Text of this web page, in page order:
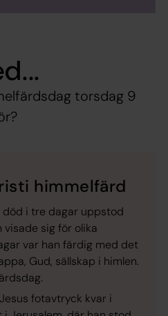
torsdag 9
himmelfärd
död i tre dagar uppstod
visade sig för olika
var han färdig med det
Gud, sällskap i himlen.
fotavtryck kvar i